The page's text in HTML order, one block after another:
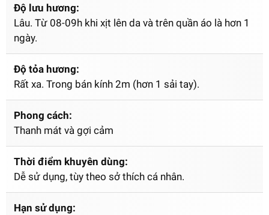
Độ lưu hương:
Lâu. Từ 08-09h khi xịt lên da và trên quần áo là hơn 1
ngày.
Độ tỏa hương:
Rất xa. Trong bán kính 2m (hơn 1 sải tay).
Phong cách:
Thanh mát và gợi cảm
Thời điểm khuyên dùng:
Dễ sử dụng, tùy theo sở thích cá nhân.
Hạn sử dụng: